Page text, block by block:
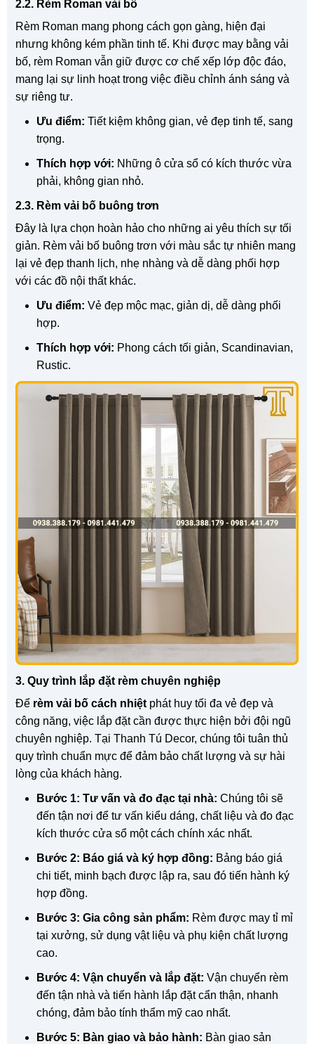
2.2. Rèm Roman vải bố
Rèm Roman mang phong cách gọn gàng, hiện đại
nhưng không kém phần tinh tế. Khi được may bằng vải
bố, rèm Roman vẫn giữ được cơ chế xếp lớp độc đáo,
mang lại sự linh hoạt trong việc điều chỉnh ánh sáng và
sự riêng tư.
Ưu điểm: Tiết kiệm không gian, vẻ đẹp tinh tế, sang
trọng.
Thích hợp với: Những ô cửa sổ có kích thước vừa
phải, không gian nhỏ.
2.3. Rèm vải bố buông trơn
Đây là lựa chọn hoàn hảo cho những ai yêu thích sự tối
giản. Rèm vải bố buông trơn với màu sắc tự nhiên mang
lại vẻ đẹp thanh lịch, nhẹ nhàng và dễ dàng phối hợp
với các đồ nội thất khác.
Ưu điểm: Vẻ đẹp mộc mạc, giản dị, dễ dàng phối
hợp.
Thích hợp với: Phong cách tối giản, Scandinavian,
Rustic.
3. Quy trình lắp đặt rèm chuyên nghiệp
Để rèm vải bố cách nhiệt phát huy tối đa vẻ đẹp và
công năng, việc lắp đặt cần được thực hiện bởi đội ngũ
chuyên nghiệp. Tại Thanh Tú Decor, chúng tôi tuân thủ
quy trình chuẩn mực để đảm bảo chất lượng và sự hài
lòng của khách hàng.
Bước 1: Tư vấn và đo đạc tại nhà: Chúng tôi sẽ
đến tận nơi để tư vấn kiểu dáng, chất liệu và đo đạc
kích thước cửa sổ một cách chính xác nhất.
Bước 2: Báo giá và ký hợp đồng: Bảng báo giá
chi tiết, minh bạch được lập ra, sau đó tiến hành ký
hợp đồng.
Bước 3: Gia công sản phẩm: Rèm được may tỉ mỉ
tại xưởng, sử dụng vật liệu và phụ kiện chất lượng
cao.
Bước 4: Vận chuyển và lắp đặt: Vận chuyển rèm
đến tận nhà và tiến hành lắp đặt cẩn thận, nhanh
chóng, đảm bảo tính thẩm mỹ cao nhất.
Bước 5: Bàn giao và bảo hành: Bàn giao sản